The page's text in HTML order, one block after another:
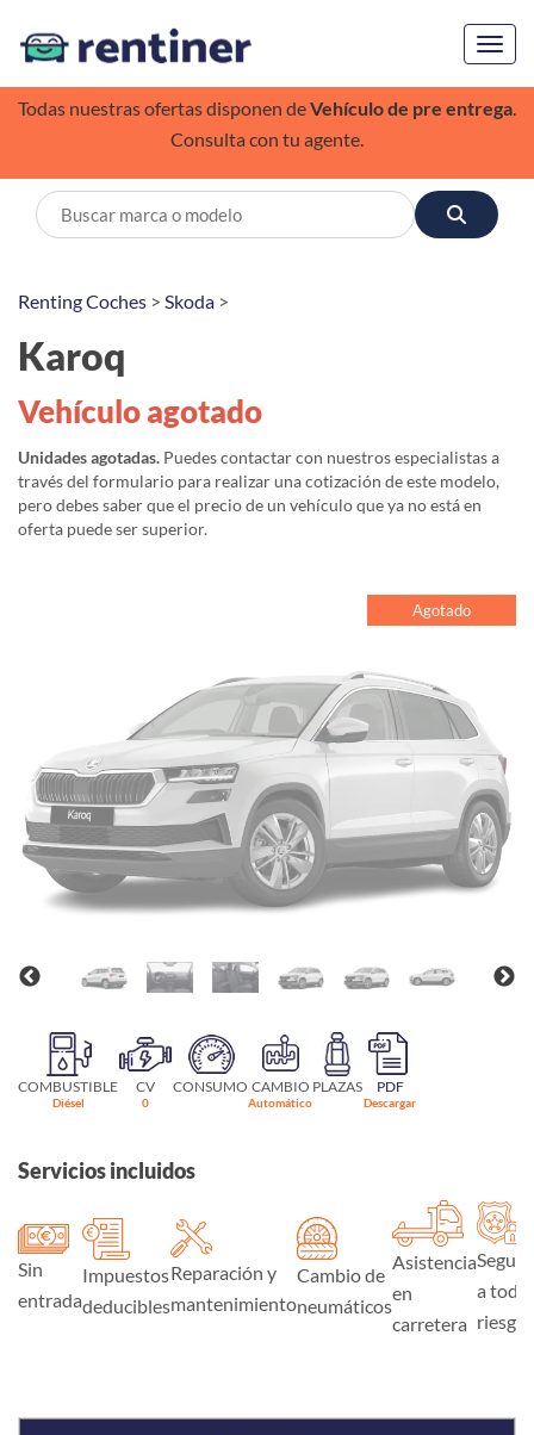
Todas nuestras ofertas disponen deVehículo de pre entrega.
Consulta con tu agente.
Renting Coches > Skoda >
Karoq
Vehículo agotado
Unidades agotadas. Puedes contactar con nuestros especialistas a
través del formulario para realizar una cotización de este modelo,
pero debes saber que el precio de un vehículo que ya no está en
oferta puede ser superior.
Agotado
COMBUSTIBLE
Diésel
CV
0
CONSUMO CAMBIO
Automático
PLAZAS PDF
Descargar
Servicios incluidos
Sin
entrada
Impuestos
deducibles
Reparación y
mantenimiento
Cambio de
neumáticos
Asistencia
en
carretera
Seguro
a todo
riesgo